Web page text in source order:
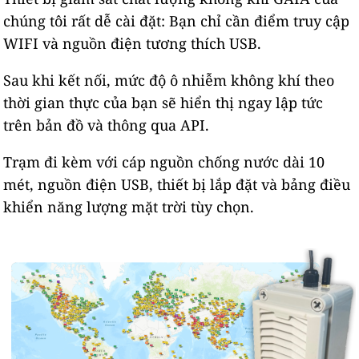
chúng tôi rất dễ cài đặt: Bạn chỉ cần điểm truy cập
WIFI và nguồn điện tương thích USB.
Sau khi kết nối, mức độ ô nhiễm không khí theo
thời gian thực của bạn sẽ hiển thị ngay lập tức
trên bản đồ và thông qua API.
Trạm đi kèm với cáp nguồn chống nước dài 10
mét, nguồn điện USB, thiết bị lắp đặt và bảng điều
khiển năng lượng mặt trời tùy chọn.